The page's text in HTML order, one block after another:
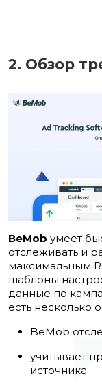
2. Обзор
BeMob умеет
отслеживать и
максимальным
шаблоны
данные по
есть несколько
BeMob
учитывает
источника;